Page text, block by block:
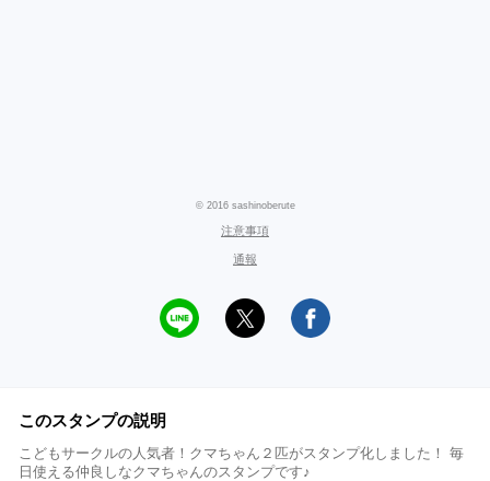
© 2016 sashinoberute
注意事項
通報
このスタンプの説明
こどもサークルの人気者！クマちゃん２匹がスタンプ化しました！ 毎
日使える仲良しなクマちゃんのスタンプです♪